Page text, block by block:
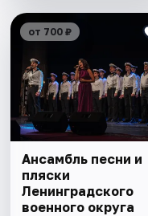
от 700 ₽
Ансамбль песни и
пляски
Ленинградского
военного округа